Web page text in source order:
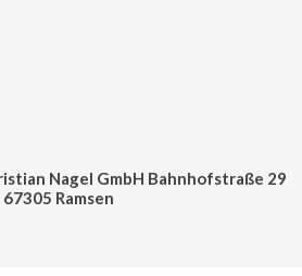
Nagel GmbH Bahnhofstraße 29
67305 Ramsen